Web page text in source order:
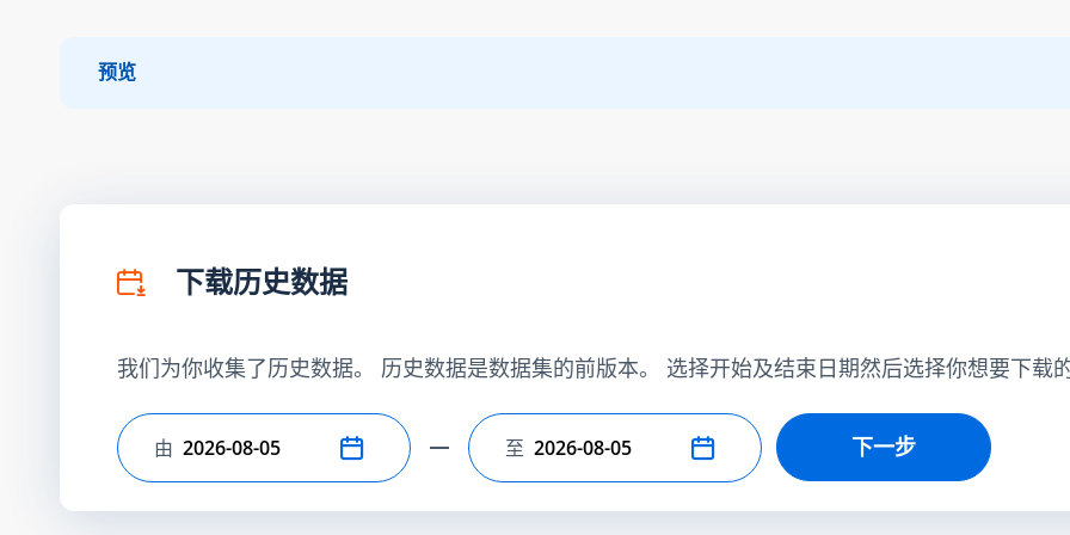
预览
下载历史数据
我们为你收集了历史数据。 历史数据是数据集的前版本。 选择开始及结束日期然后选择你想要下载
选择开始日期
由 选择结束日期
至 下一步